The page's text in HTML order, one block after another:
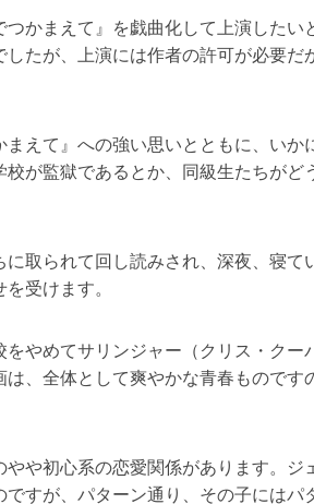
かまえて』を戯曲化して上演したい
たが、上演には作者の許可が必要だ
えて』への強い思いとともに、いか
が監獄であるとか、同級生たちがど
取られて回し読みされ、深夜、寝て
受けます。
やめてサリンジャー（クリス・クー
、全体として爽やかな青春ものです
やや初心系の恋愛関係があります。ジ
ですが、パターン通り、その子にはパ